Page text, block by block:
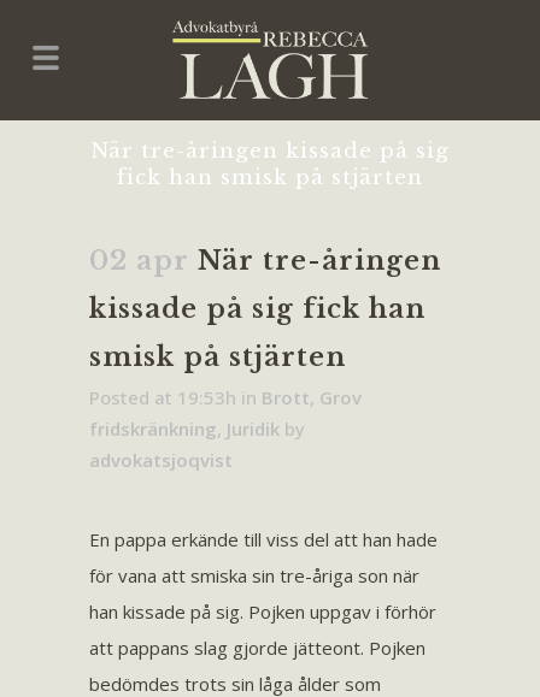
När tre-åringen kissade på sig
fick han smisk på stjärten
02 apr När tre-åringen
kissade på sig fick han
smisk på stjärten
Posted at 19:53h in Brott, Grov
fridskränkning, Juridik by
advokatsjoqvist
En pappa erkände till viss del att han hade
för vana att smiska sin tre-åriga son när
han kissade på sig. Pojken uppgav i förhör
att pappans slag gjorde jätteont. Pojken
bedömdes trots sin låga ålder som